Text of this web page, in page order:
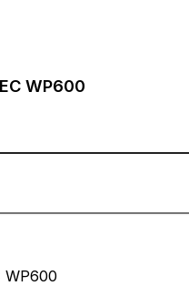
WP600
WP600